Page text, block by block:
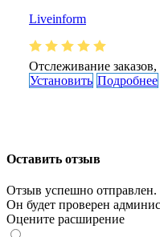
Liveinform
Отслеживание
Установить Подробнее
Оставить отзыв
Отзыв успешно отправлен.
Он будет проверен
Оцените расширение